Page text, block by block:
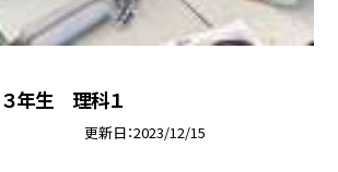
３年生 理科１
更新日 2023/12/15